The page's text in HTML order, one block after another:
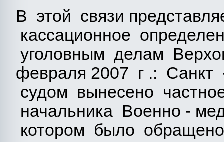
В этой связи
кассационное
уголовным делам
февраля 2007 г .: Санкт
судом вынесено
начальника Военно -
котором было